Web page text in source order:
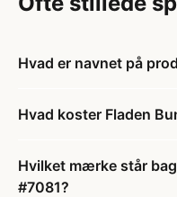
Hvad er navnet på
Hvad koster Fladen
Hvilket mærke står
#7081?